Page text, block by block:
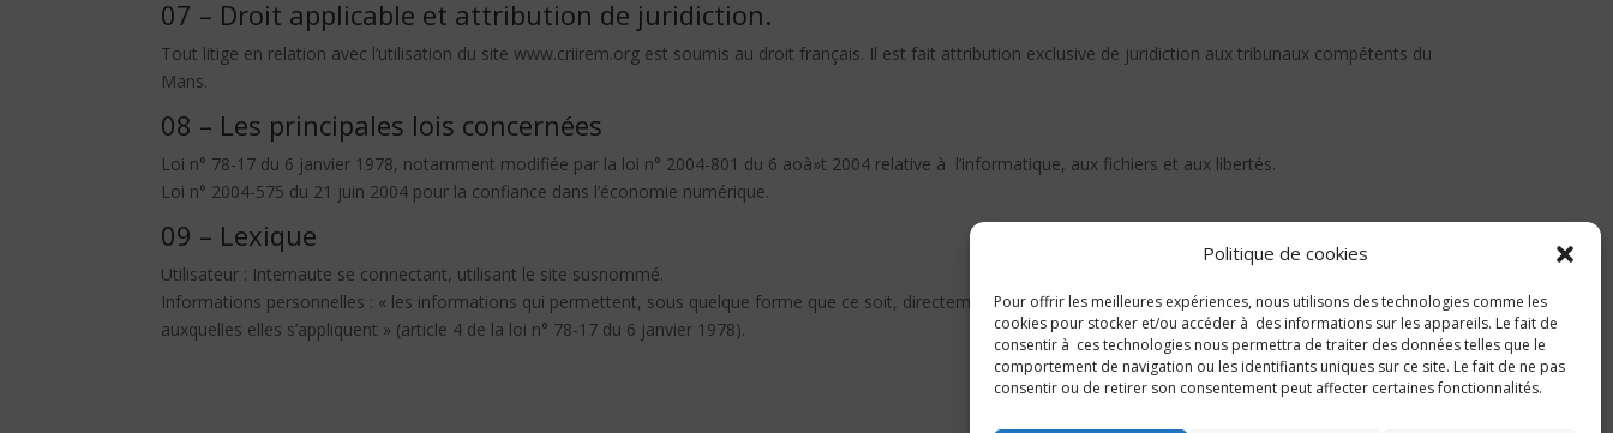
Politique de cookies
Pour offrir les meilleures expériences, nous utilisons des technologies comme les
cookies pour stocker et/ou accéder à des informations sur les appareils. Le fait de
consentir à ces technologies nous permettra de traiter des données telles que le
comportement de navigation ou les identifiants uniques sur ce site. Le fait de ne pas
consentir ou de retirer son consentement peut affecter certaines fonctionnalités.
07 – Droit applicable et attribution de juridiction.
Tout litige en relation avec l’utilisation du site www.criirem.org est soumis au droit français. Il est fait attribution exclusive de juridiction aux tribunaux compétents du
Mans.
08 – Les principales lois concernées
Loi n° 78-17 du 6 janvier 1978, notamment modifiée par la loi n° 2004-801 du 6 aoà»t 2004 relative à l’informatique, aux fichiers et aux libertés.
Loi n° 2004-575 du 21 juin 2004 pour la confiance dans l’économie numérique.
09 – Lexique
Utilisateur : Internaute se connectant, utilisant le site susnommé.
Informations personnelles : « les informations qui permettent, sous quelque forme que ce soit, directement ou non, l’identification des personnes physiques
auxquelles elles s’appliquent » (article 4 de la loi n° 78-17 du 6 janvier 1978).